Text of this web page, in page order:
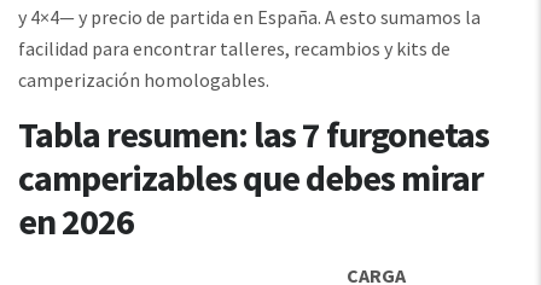
y 4×4— y precio de partida en España. A esto sumamos la
facilidad para encontrar talleres, recambios y kits de
camperización homologables.
Tabla resumen: las 7 furgonetas
camperizables que debes mirar
en 2026
CARGA